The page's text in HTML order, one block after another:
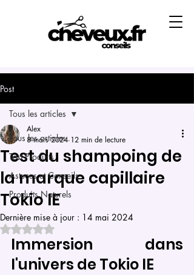
Post
Tous les articles
Test Produits
Astuces et Conseils
Produits Naturels
Tous les articles
Test du shampoing de
la marque capillaire
Tokio IE
Alex
8 mars 2024 12 min de lecture
Dernière mise à jour : 14 mai 2024
Noté NaN étoiles sur 5.
Immersion dans
l'univers de Tokio IE